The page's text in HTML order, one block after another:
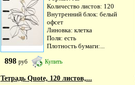
Количество листов: 120
Внутренний блок: белый
офсет
Линовка: клетка
Поля: есть
Плотность бумаги:...
898 руб Купить
Тетрадь Quote, 120 листов,...